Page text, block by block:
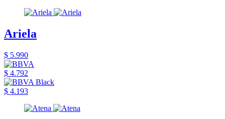
Ariela
$ 5.990
$ 4.792
$ 4.193